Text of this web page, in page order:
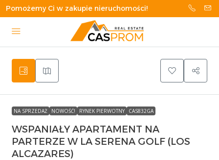
Pomożemy Ci w zakupie nieruchomości!
NA SPRZEDAŻ NOWOŚĆ! RYNEK PIERWOTNY CAS832GA
WSPANIAŁY APARTAMENT NA
PARTERZE W LA SERENA GOLF (LOS
ALCAZARES)